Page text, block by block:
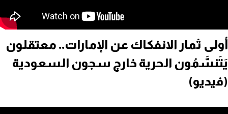
أولى ثمار الانفكاك عن الإمارات.. معتقلون
يَتَنسَّمُون الحرية خارج سجون السعودية
(فيديو)